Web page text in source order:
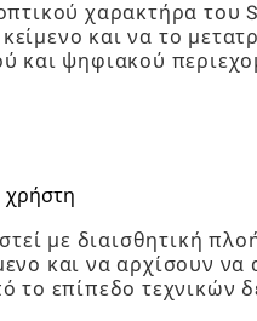
χαρακτήρα του
και να το
και ψηφιακού
χρήστη
με διαισθητική
και να αρχίσουν
το επίπεδο τεχνικών